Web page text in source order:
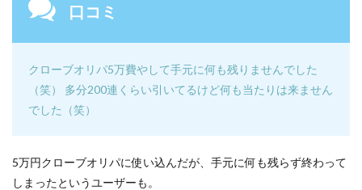
口コミ
クローブオリパ5万費やして手元に何も残りませんでした
（笑） 多分200連くらい引いてるけど何も当たりは来ません
でした（笑）
5万円クローブオリパに使い込んだが、手元に何も残らず終わって
しまったというユーザーも。